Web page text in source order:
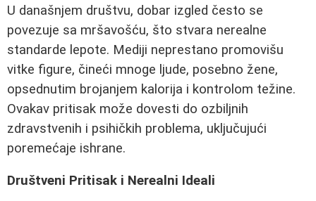
U današnjem društvu, dobar izgled često se
povezuje sa mršavošću, što stvara nerealne
standarde lepote. Mediji neprestano promovišu
vitke figure, čineći mnoge ljude, posebno žene,
opsednutim brojanjem kalorija i kontrolom težine.
Ovakav pritisak može dovesti do ozbiljnih
zdravstvenih i psihičkih problema, uključujući
poremećaje ishrane.
Društveni Pritisak i Nerealni Ideali